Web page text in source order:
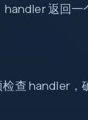
handler 返回一
查 handler，